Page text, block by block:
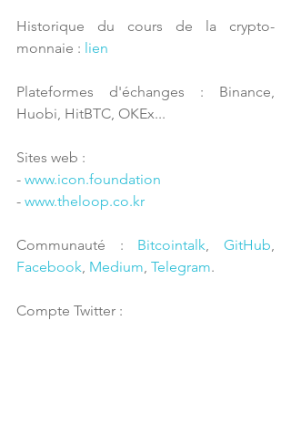
Historique du cours de la crypto-
monnaie : lien
Plateformes d'échanges : Binance,
Huobi, HitBTC, OKEx...
Sites web :
- www.icon.foundation
- www.theloop.co.kr
Communauté : Bitcointalk , GitHub
Facebook Medium Telegram.
Compte Twitter :